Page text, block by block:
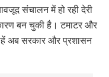
संचालन में हो रही देरी
बन चुकी है। टमाटर और
अब सरकार और प्रशासन